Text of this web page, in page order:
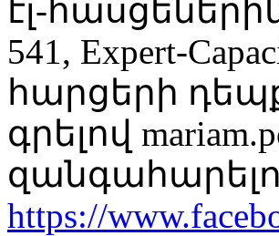
էլ-
541, Expert-
հարցերի
գրելով
https://